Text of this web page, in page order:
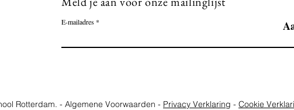
E-mailadres
Rotterdam. - Algemene Voorwaarden - Privacy Verklaring - Cookie